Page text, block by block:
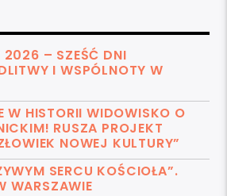
2026 – SZEŚĆ DNI
I WSPÓLNOTY W
W HISTORII WIDOWISKO O
RUSZA PROJEKT
NOWEJ KULTURY”
SERCU KOŚCIOŁA”.
WARSZAWIE